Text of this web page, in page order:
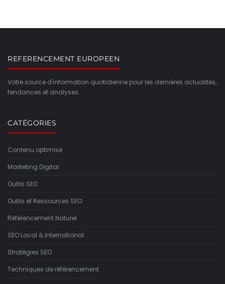
REFERENCEMENT EUROPEEN
Votre source d'information quotidienne pour les dernières actualités,
tendances et analyses.
CATÉGORIES
Contenu optimisé
Marketing Digital
Outils SEO
Outils et Ressources SEO
Référencement Naturel
SEO Local & International
Stratégies SEO
Techniques de référencement